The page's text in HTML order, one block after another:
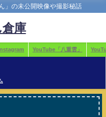
」の未公開映像や撮影秘話
庫
YouTube「八重雲」